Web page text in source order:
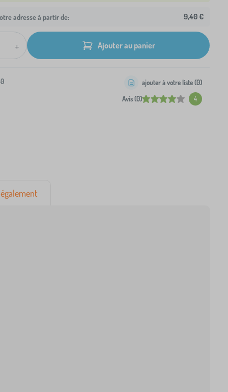
adresse à partir de: 9,40 €
+ Ajouter au panier
Avis (0) 4
ajouter à votre liste (0)